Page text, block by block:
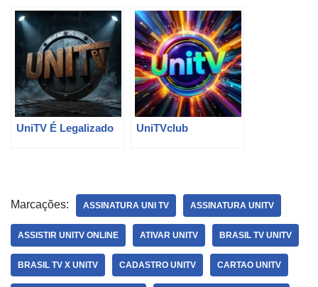
UniTV É Legalizado UniTVclub
Marcações: ASSINATURA UNI TV ASSINATURA UNITV
ASSISTIR UNITV ONLINE ATIVAR UNITV BRASIL TV UNITV
BRASIL TV X UNITV CADASTRO UNITV CARTAO UNITV